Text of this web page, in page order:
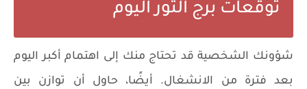
توقعات برج الثور اليوم
شؤونك الشخصية قد تحتاج منك إلى اهتمام أكبر اليوم
بعد فترة من الانشغال. أيضًا، حاول أن توازن بين